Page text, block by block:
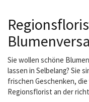
Sie wollen schöne
lassen in Selbelang? Sie
frischen Geschenken, die
Regionsflorist an der